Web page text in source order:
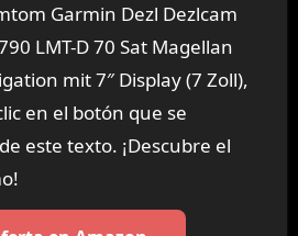
Garmin Dezl Dezlcam
LMT-D 70 Sat Magellan
mit 7″ Display (7 Zoll),
en el botón que se
este texto. ¡Descubre el